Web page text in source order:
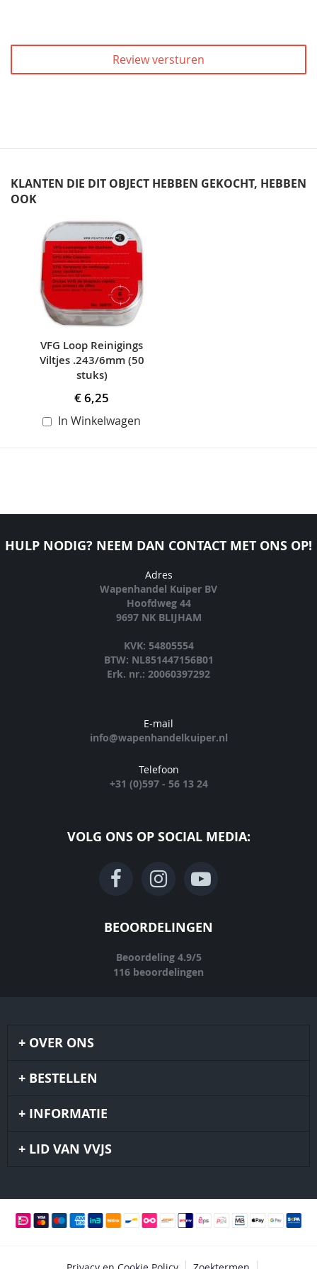
Review versturen
KLANTEN DIE DIT OBJECT HEBBEN GEKOCHT, HEBBEN
OOK
carousel
VFG Loop Reinigings
Viltjes .243/6mm (50
stuks)
€ 6,25
In Winkelwagen
HULP NODIG? NEEM DAN CONTACT MET ONS OP!
Adres
Wapenhandel Kuiper BV
Hoofdweg 44
9697 NK BLIJHAM
KVK: 54805554
BTW: NL851447156B01
Erk. nr.: 20060397292
E-mail
info@wapenhandelkuiper.nl
Telefoon
+31 (0)597 - 56 13 24
VOLG ONS OP SOCIAL MEDIA:
BEOORDELINGEN
Beoordeling 4.9/5
116 beoordelingen
OVER ONS
BESTELLEN
INFORMATIE
LID VAN VVJS